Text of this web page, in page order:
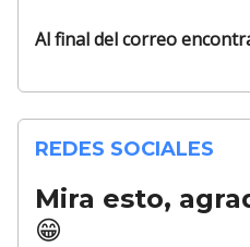
Al final del correo
REDES SOCIALES
Mira esto,
😁